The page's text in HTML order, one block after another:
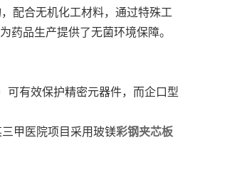
配合无机化工材料，通过特殊工
药品生产提供了无菌环境保障。
可有效保护精密元器件，而企口型
甲医院项目采用玻镁彩钢夹芯板